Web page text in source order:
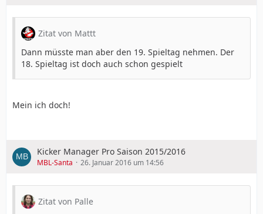
Zitat von Mattt
Dann müsste man aber den 19. Spieltag nehmen. Der
18. Spieltag ist doch auch schon gespielt
Mein ich doch!
Kicker Manager Pro Saison 2015/2016
MBL-Santa 26. Januar 2016 um 14:56
Zitat von Palle